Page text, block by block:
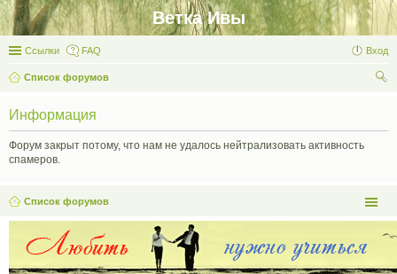
Ветка Ивы
Ссылки FAQ Вход
Список форумов
Информация
Форум закрыт потому, что нам не удалось нейтрализовать активность
спамеров.
Список форумов